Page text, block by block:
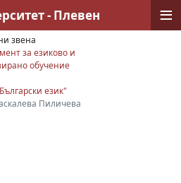
звена
за езиково и
обучение
език"
Пиличева
- Плевен ≡